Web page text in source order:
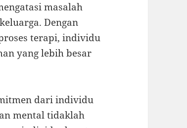
masalah
Dengan
terapi, individu
yang lebih besar
dari individu
mental tidaklah